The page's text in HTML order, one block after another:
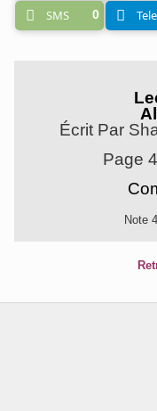
SMS 0
Écrit Par
Page
Note